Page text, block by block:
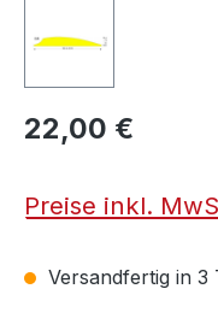
22,00 €
Preise inkl.
Versandfertig in 3